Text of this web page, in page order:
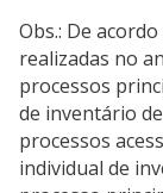
Obs.: De
realizadas no
processos
de inventário
processos
individual de